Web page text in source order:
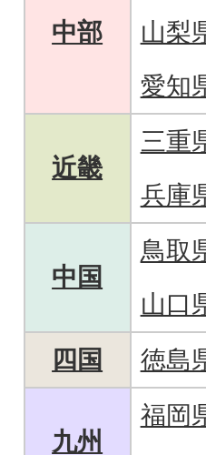
中部
山梨
愛知
近畿
三重
兵庫
中国
鳥取
山口
四国
徳島
九州
福岡